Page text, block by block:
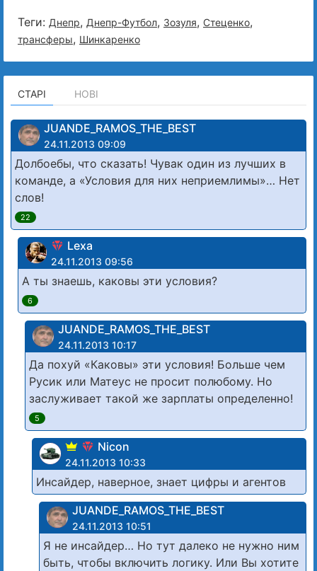
Теги: Днепр, Днепр-Футбол, Зозуля, Стеценко,
трансферы, Шинкаренко
СТАРІ НОВІ
JUANDE_RAMOS_THE_BEST
24.11.2013 09:09
Долбоебы, что сказать! Чувак один из лучших в
команде, а «Условия для них неприемлимы»… Нет
слов!
22
Lexa
24.11.2013 09:56
А ты знаешь, каковы эти условия?
6
JUANDE_RAMOS_THE_BEST
24.11.2013 10:17
Да похуй «Каковы» эти условия! Больше чем
Русик или Матеус не просит полюбому. Но
заслуживает такой же зарплаты определенно!
5
Nicon
24.11.2013 10:33
Инсайдер, наверное, знает цифры и агентов
JUANDE_RAMOS_THE_BEST
24.11.2013 10:51
Я не инсайдер… Но тут далеко не нужно ним
быть, чтобы включить логику. Или Вы хотите